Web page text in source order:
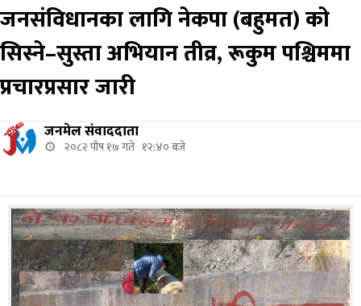
जनसंविधानका लागि नेकपा (बहुमत) को
सिस्ने–सुस्ता अभियान तीव्र, रूकुम पश्चिममा
प्रचारप्रसार जारी
जनमेल संवाददाता
२०८२ पौष १७ गते १२:४० बजे